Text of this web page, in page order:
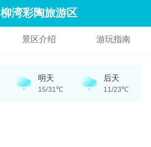
柳湾彩陶旅游区
景区介绍 游玩指南
明天
15/31℃
后天
11/23℃